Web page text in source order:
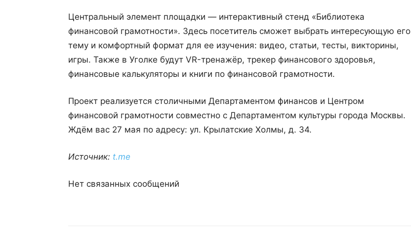
Центральный элемент площадки — интерактивный стенд «Библиотека
финансовой грамотности». Здесь посетитель сможет выбрать интересующую его
тему и комфортный формат для ее изучения: видео, статьи, тесты, викторины,
игры. Также в Уголке будут VR-тренажёр, трекер финансового здоровья,
финансовые калькуляторы и книги по финансовой грамотности.
Проект реализуется столичными Департаментом финансов и Центром
финансовой грамотности совместно с Департаментом культуры города Москвы.
Ждём вас 27 мая по адресу: ул. Крылатские Холмы, д. 34.
Источник: t.me
Нет связанных сообщений